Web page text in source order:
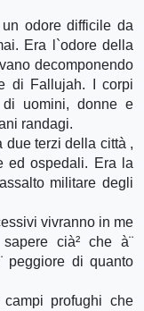
odore difficile da
Era l`odore della
decomponendo
di Fallujah. I corpi
di uomini, donne e
randagi.
due terzi della città ,
ed ospedali. Era la
militare degli
vivranno in me
cià² che à¨
peggiore di quanto
profughi che